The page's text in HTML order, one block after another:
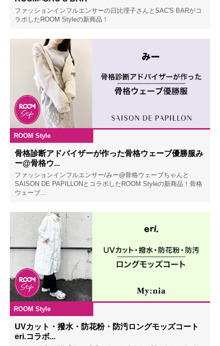
ファッションインフルエンサーの日比理子さんとSAC'S BARがコ
ラボしたROOM Styleの新商品！
ROOM Style
骨格診断アドバイザーが作った骨格ウェーブ優勝服み
ー@骨格ウ...
ファッションインフルエンサー/みー@骨格ウェーブちゃんと
SAISON DE PAPILLONとコラボしたROOM Styleの新商品！骨格
ウェーブ...
ROOM Style
UVカット・撥水・防花粉・防汚ロングモッズコート
eri.コラボ...